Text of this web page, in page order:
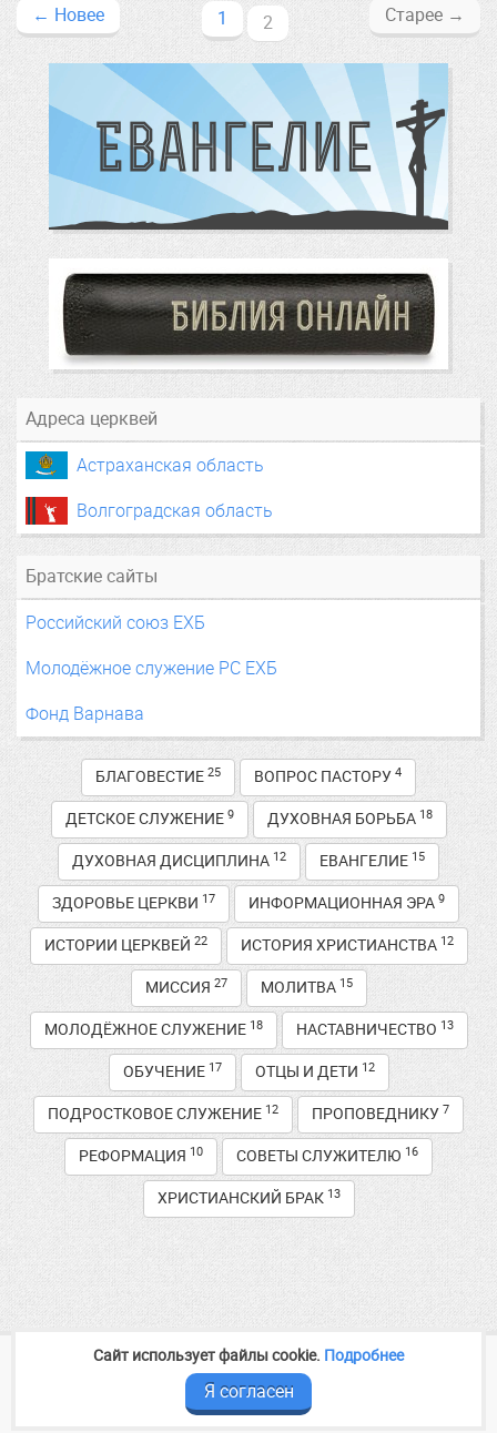
← Новее 1 2 Старее →
Адреса церквей
Астраханская область
Волгоградская область
Братские сайты
Российский союз ЕХБ
Молодёжное служение РС ЕХБ
Фонд Варнава
БЛАГОВЕСТИЕ 25 ВОПРОС ПАСТОРУ 4
ДЕТСКОЕ СЛУЖЕНИЕ 9 ДУХОВНАЯ БОРЬБА 18
ДУХОВНАЯ ДИСЦИПЛИНА 12 ЕВАНГЕЛИЕ 15
ЗДОРОВЬЕ ЦЕРКВИ 17 ИНФОРМАЦИОННАЯ ЭРА 9
ИСТОРИИ ЦЕРКВЕЙ 22 ИСТОРИЯ ХРИСТИАНСТВА 12
МИССИЯ 27 МОЛИТВА 15
МОЛОДЁЖНОЕ СЛУЖЕНИЕ 18 НАСТАВНИЧЕСТВО 13
ОБУЧЕНИЕ 17 ОТЦЫ И ДЕТИ 12
ПОДРОСТКОВОЕ СЛУЖЕНИЕ 12 ПРОПОВЕДНИКУ 7
РЕФОРМАЦИЯ 10 СОВЕТЫ СЛУЖИТЕЛЮ 16
ХРИСТИАНСКИЙ БРАК 13
2014—2026 Медиа служениеbaptist-volga.ru
Следите за новостями в соцсетях
Сайт использует файлы cookie. Подробнее
Я согласен